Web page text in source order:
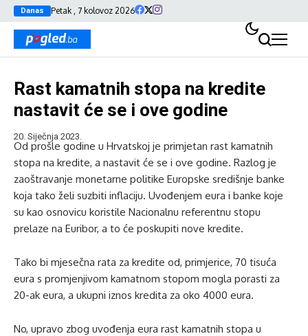
Danas Petak , 7 kolovoz 2026
Rast kamatnih stopa na kredite
nastavit će se i ove godine
20. Siječnja 2023.
Od prošle godine u Hrvatskoj je primjetan rast kamatnih
stopa na kredite, a nastavit će se i ove godine. Razlog je
zaoštravanje monetarne politike Europske središnje banke
koja tako želi suzbiti inflaciju. Uvođenjem eura i banke koje
su kao osnovicu koristile Nacionalnu referentnu stopu
prelaze na Euribor, a to će poskupiti nove kredite.
Tako bi mjesečna rata za kredite od, primjerice, 70 tisuća
eura s promjenjivom kamatnom stopom mogla porasti za
20-ak eura, a ukupni iznos kredita za oko 4000 eura.
No, upravo zbog uvođenja eura rast kamatnih stopa u